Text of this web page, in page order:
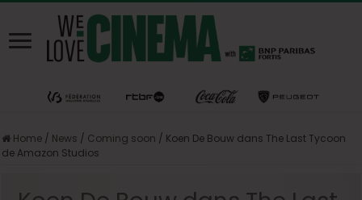
Home / News / Coming soon / Koen De Bouw dans The Last Tycoon
de Amazon Studios